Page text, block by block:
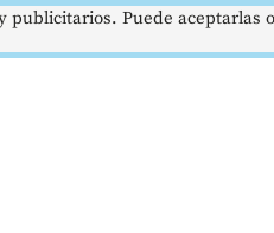
Puede aceptarlas